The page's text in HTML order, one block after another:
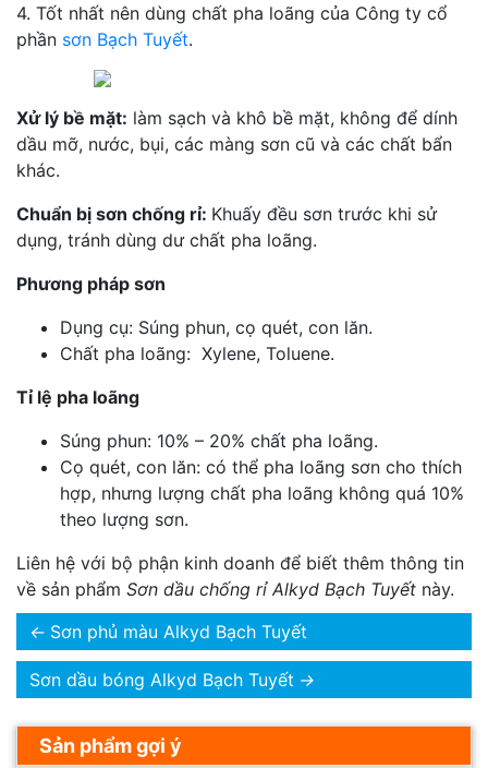
4. Tốt nhất nên dùng chất pha loãng của Công ty cổ
phần sơn Bạch Tuyết.
Xử lý bề mặt: làm sạch và khô bề mặt, không để dính
dầu mỡ, nước, bụi, các màng sơn cũ và các chất bẩn
khác.
Chuẩn bị sơn chống rỉ: Khuấy đều sơn trước khi sử
dụng, tránh dùng dư chất pha loãng.
Phương pháp sơn
Dụng cụ: Súng phun, cọ quét, con lăn.
Chất pha loãng: Xylene, Toluene.
Tỉ lệ pha loãng
Súng phun: 10% – 20% chất pha loãng.
Cọ quét, con lăn: có thể pha loãng sơn cho thích
hợp, nhưng lượng chất pha loãng không quá 10%
theo lượng sơn.
Liên hệ với bộ phận kinh doanh để biết thêm thông tin
về sản phẩm Sơn dầu chống rỉ Alkyd Bạch Tuyết này.
← Sơn phủ màu Alkyd Bạch Tuyết
Sơn dầu bóng Alkyd Bạch Tuyết →
Sản phẩm gợi ý